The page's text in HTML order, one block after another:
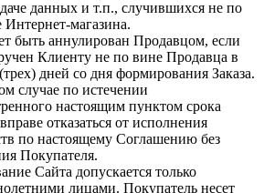
данных и т.п., случившихся не по
Интернет-магазина.
быть аннулирован Продавцом, если
Клиенту не по вине Продавца в
дней со дня формирования Заказа.
случае по истечении
настоящим пунктом срока
отказаться от исполнения
по настоящему Соглашению без
Покупателя.
Сайта допускается только
лицами. Покупатель несет